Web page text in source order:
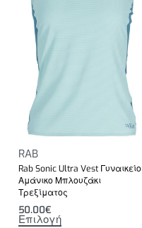
RAB
Rab Sonic Ultra Vest Γυναικείο
Αμάνικο Μπλουζάκι
Τρεξίματος
50.00€
Επιλογή